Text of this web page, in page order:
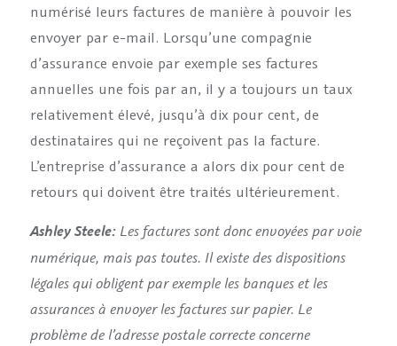
numérisé leurs factures de manière à pouvoir les
envoyer par e-mail. Lorsqu’une compagnie
d’assurance envoie par exemple ses factures
annuelles une fois par an, il y a toujours un taux
relativement élevé, jusqu’à dix pour cent, de
destinataires qui ne reçoivent pas la facture.
L’entreprise d’assurance a alors dix pour cent de
retours qui doivent être traités ultérieurement.
Ashley Steele: Les factures sont donc envoyées par voie
numérique, mais pas toutes. Il existe des dispositions
légales qui obligent par exemple les banques et les
assurances à envoyer les factures sur papier. Le
problème de l’adresse postale correcte concerne